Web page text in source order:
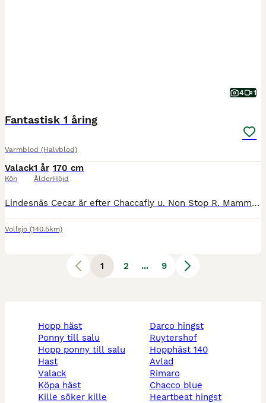
4 1
Fantastisk 1 åring
Varmblod (Halvblod)
Valack
Kön
1 år
Ålder
170 cm
Höjd
Lindesnäs Cecar är efter Chaccafly u. Non Stop R. Mamma Nellie är selektionsto med placeringar 145cm. Hon har även tävlar internationellt. Stor hoppförmåga. Han har ett underbart temperament.
Vollsjö (140.5km)
1 2 ... 9
hopp häst
ponny till salu
hopp ponny till salu
hast
valack
köpa häst
kille söker kille
darco hingst
ruytershof
hopphäst 140
avlad
rimaro
chacco blue
heartbeat hingst